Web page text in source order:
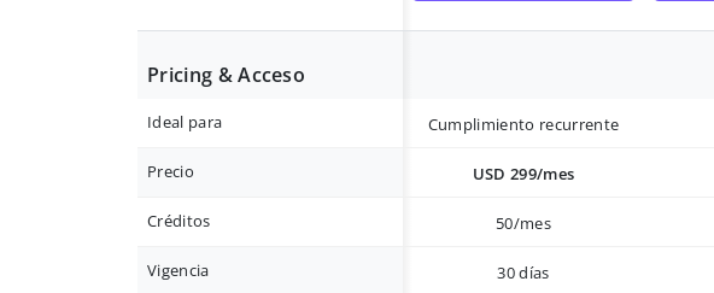
Pricing & Acceso
Ideal para Cumplimiento recurrente
Precio USD 299/mes
Créditos 50/mes
Vigencia 30 días